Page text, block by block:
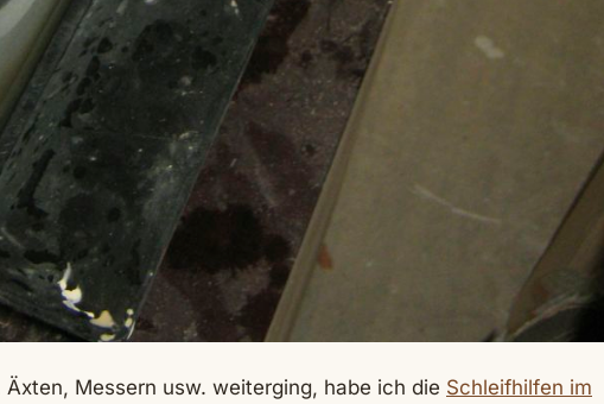
Messern usw. weiterging, habe ich die Schleifhilfen im